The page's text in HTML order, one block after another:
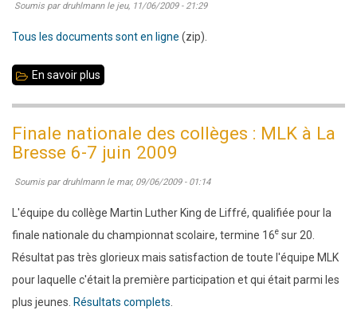
aprés-
midi
à
tous
Soumis par druhlmannle jeu, 11/06/2009 - 21:29
Tous les documents sont en ligne (zip).
En savoir plus
10
juin
2009
Finale nationale des collèges : MLK à La
Bresse 6-7 juin 2009
Soumis par druhlmannle mar, 09/06/2009 - 01:14
L'équipe du collège Martin Luther King de Liffré, qualifiée pour la
finale nationale du championnat scolaire, termine 16e sur 20.
Résultat pas très glorieux mais satisfaction de toute l'équipe MLK
pour laquelle c'était la première participation et qui était parmi les
plus jeunes. Résultats complets